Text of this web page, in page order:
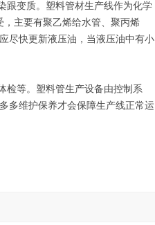
变质。塑料管材生产线作为化学
主要有聚乙烯给水管、聚丙烯
尽快更新液压油，当液压油中有小
等。塑料管生产设备由控制系
多维护保养才会保障生产线正常运